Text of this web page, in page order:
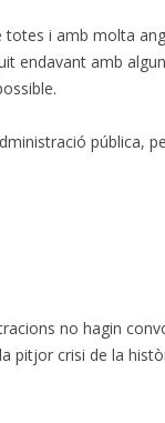
SITUACIÓ
totes i amb molta
endavant amb
pública,
no hagin
pitjor crisi de la